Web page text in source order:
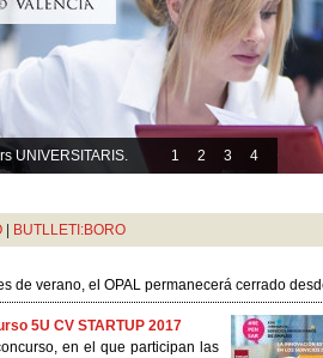
UNIVERSITARIS. 1 2 3 4
|
BUTLLETI:BORO
de verano, el OPAL permanecerá cerrado
5U CV STARTUP 2017
en el que participan las